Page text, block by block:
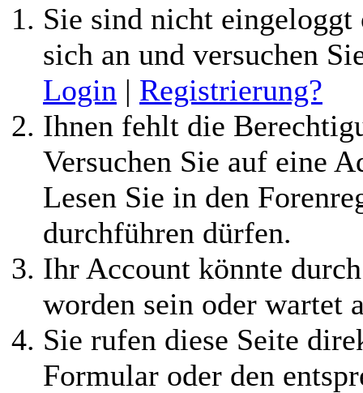
Sie sind nicht
sich an und versuchen
Login | Registrierung?
Ihnen fehlt die
Versuchen Sie auf eine
Lesen Sie in den
durchführen dürfen.
Ihr Account könnte
worden sein oder wartet
Sie rufen diese Seite
Formular oder den